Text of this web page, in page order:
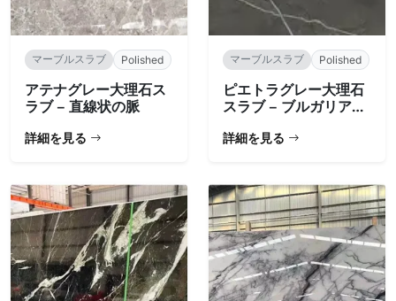
マーブルスラブ Polished
アテナグレー大理石ス
ラブ – 直線状の脈
詳細を見る
マーブルスラブ Polished
ピエトラグレー大理石
スラブ – ブルガリア産
詳細を見る